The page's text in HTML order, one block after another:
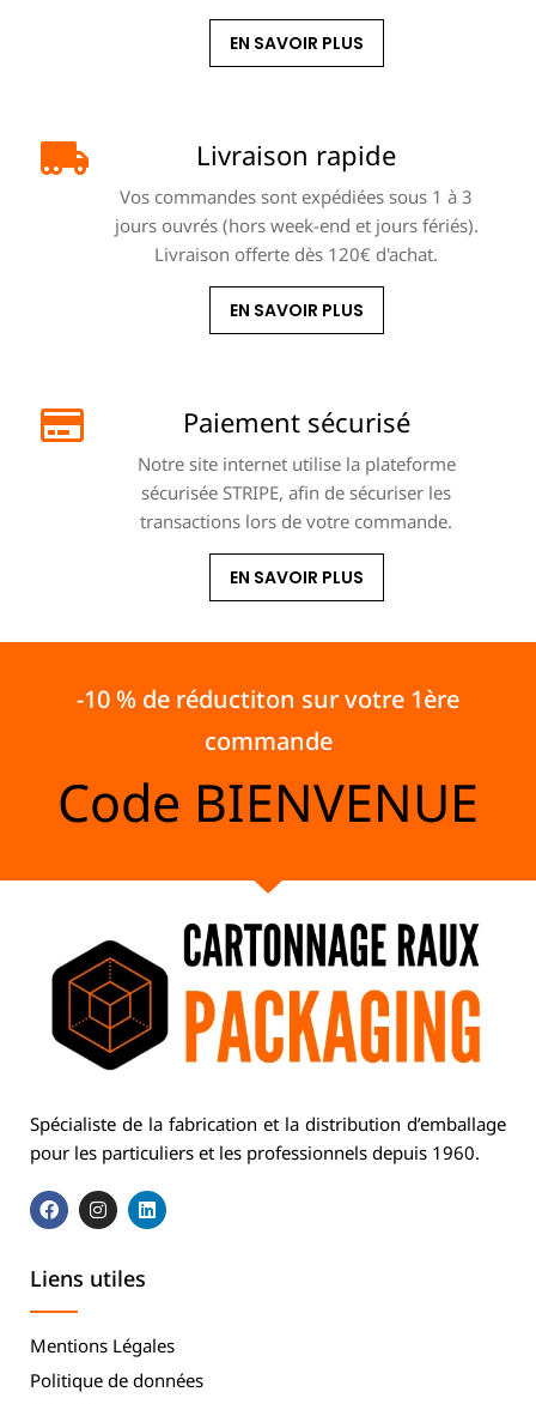
EN SAVOIR PLUS
Livraison rapide
Vos commandes sont expédiées sous 1 à 3
jours ouvrés (hors week-end et jours fériés).
Livraison offerte dès 120€ d'achat.
EN SAVOIR PLUS
Paiement sécurisé
Notre site internet utilise la plateforme
sécurisée STRIPE, afin de sécuriser les
transactions lors de votre commande.
EN SAVOIR PLUS
-10 % de réductiton sur votre 1ère
commande
Code BIENVENUE
Spécialiste de la fabrication et la distribution d’emballage
pour les particuliers et les professionnels depuis 1960.
Liens utiles
Mentions Légales
Politique de données